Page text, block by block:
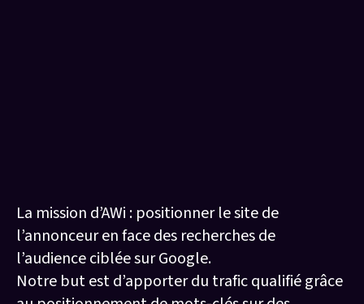
La mission d’AWi : positionner le site de
l’annonceur en face des recherches de
l’audience ciblée sur Google.
Notre but est d’apporter du trafic qualifié grâce